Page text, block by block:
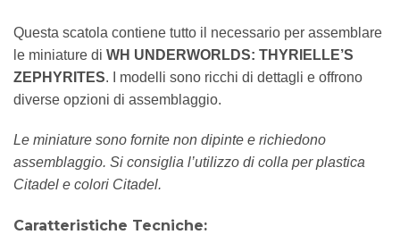
Questa scatola contiene tutto il necessario per assemblare
le miniature di WH UNDERWORLDS: THYRIELLE’S
ZEPHYRITES. I modelli sono ricchi di dettagli e offrono
diverse opzioni di assemblaggio.
Le miniature sono fornite non dipinte e richiedono
assemblaggio. Si consiglia l’utilizzo di colla per plastica
Citadel e colori Citadel.
Caratteristiche Tecniche: